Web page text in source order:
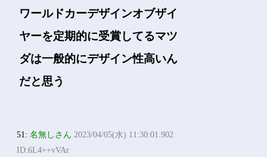
ワールドカーデザインオブザイ
ヤーを定期的に受賞してるマツ
ダは一般的にデザイン性高いん
だと思う
51:名無しさん 2023/04/05(水) 11:30:01.902
ID:6L4++vVAr